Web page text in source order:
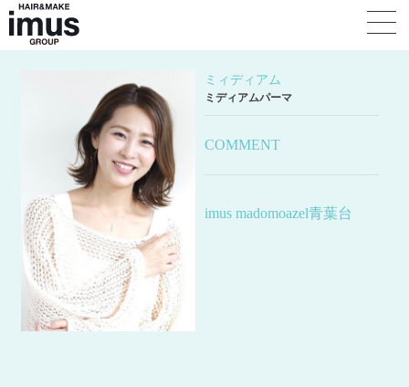
Skip
content
HAIR CATALOG
ミィディアム
ミディアムパーマ
COMMENT
imus madomoazel青葉台